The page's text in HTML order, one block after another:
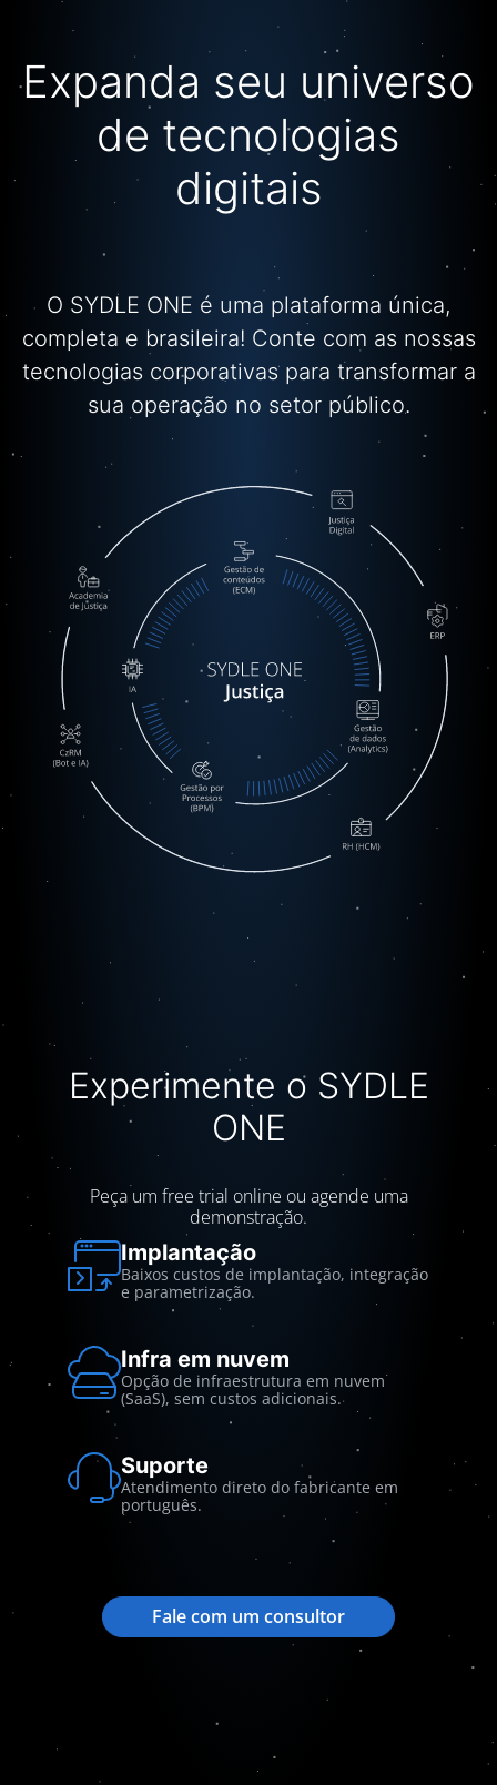
Expanda seu universo
de tecnologias
digitais
O SYDLE ONE é uma plataforma única,
completa e brasileira! Conte com as nossas
tecnologias corporativas para transformar a
sua operação no setor público.